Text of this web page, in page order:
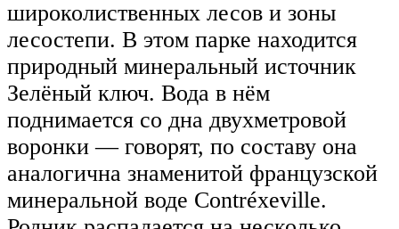
широколиственных лесов и зоны
лесостепи. В этом парке находится
природный минеральный источник
Зелёный ключ. Вода в нём
поднимается со дна двухметровой
воронки — говорят, по составу она
аналогична знаменитой французской
минеральной воде Contréxeville.